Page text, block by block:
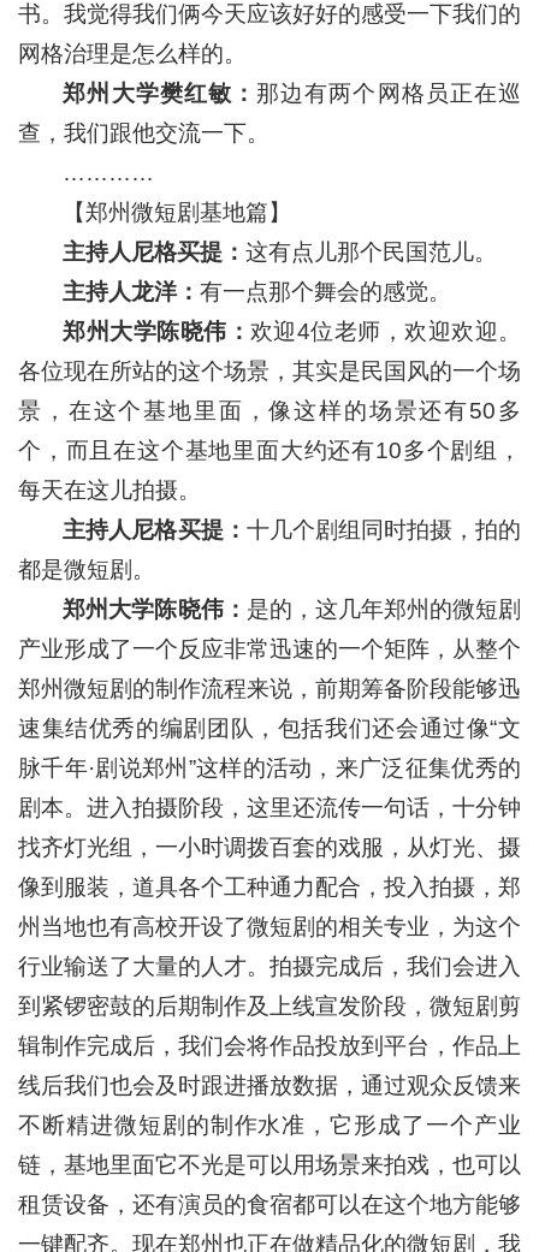
书。我觉得我们俩今天应该好好的感受一下我们的
网格治理是怎么样的。
郑州大学樊红敏： 那边有两个网格员正在巡
查，我们跟他交流一下。
…………
【郑州微短剧基地篇】
主持人尼格买提：这有点儿那个民国范儿。
主持人龙洋：有一点那个舞会的感觉。
郑州大学陈晓伟： 欢迎4位老师，欢迎欢迎。
各位现在所站的这个场景，其实是民国风的一个场
景，在这个基地里面，像这样的场景还有50多
个，而且在这个基地里面大约还有10多个剧组，
每天在这儿拍摄。
主持人尼格买提： 十几个剧组同时拍摄，拍的
都是微短剧。
郑州大学陈晓伟： 是的，这几年郑州的微短剧
产业形成了一个反应非常迅速的一个矩阵，从整个
郑州微短剧的制作流程来说，前期筹备阶段能够迅
速集结优秀的编剧团队，包括我们还会通过像“文
脉千年·剧说郑州”这样的活动，来广泛征集优秀的
剧本。进入拍摄阶段，这里还流传一句话，十分钟
找齐灯光组，一小时调拨百套的戏服，从灯光、摄
像到服装，道具各个工种通力配合，投入拍摄，郑
州当地也有高校开设了微短剧的相关专业，为这个
行业输送了大量的人才。拍摄完成后，我们会进入
到紧锣密鼓的后期制作及上线宣发阶段，微短剧剪
辑制作完成后，我们会将作品投放到平台，作品上
线后我们也会及时跟进播放数据，通过观众反馈来
不断精进微短剧的制作水准，它形成了一个产业
链，基地里面它不光是可以用场景来拍戏，也可以
租赁设备，还有演员的食宿都可以在这个地方能够
一键配齐。现在郑州也正在做精品化的微短剧，我